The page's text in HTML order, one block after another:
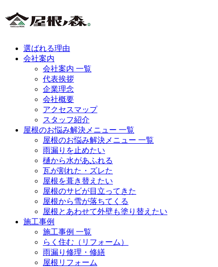
選ばれる理由
会社案内
会社案内 一覧
代表挨拶
企業理念
会社概要
アクセスマップ
スタッフ紹介
屋根のお悩み解決メニュー 一覧
屋根のお悩み解決メニュー 一覧
雨漏りを止めたい
樋から水があふれる
瓦が割れた・ズレた
屋根を葺き替えたい
屋根のサビが目立ってきた
屋根から雪が落ちてくる
屋根とあわせて外壁も塗り替えたい
施工事例
施工事例 一覧
らく住む（リフォーム）
雨漏り修理・修繕
屋根リフォーム